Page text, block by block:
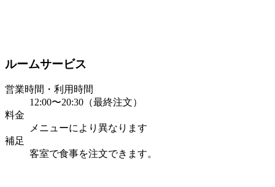
ルームサービス
営業時間・利用時間
12:00〜20:30（最終注文）
料金
メニューにより異なります
補足
客室で食事を注文できます。